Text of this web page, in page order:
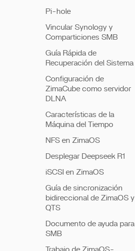
Pi-hole
Vincular Synology y
Comparticiones SMB
Guía Rápida de
Recuperación del Sistema
Configuración de
ZimaCube como servidor
DLNA
Características de la
Máquina del Tiempo
NFS en ZimaOS
Desplegar Deepseek R1
iSCSI en ZimaOS
Guía de sincronización
bidireccional de ZimaOS y
QTS
Documento de ayuda para
SMB